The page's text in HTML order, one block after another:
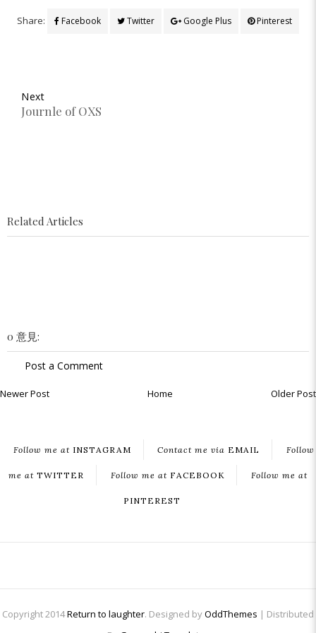
Share: Facebook Twitter Google Plus Pinterest
Next
Journle of OXS
Related Articles
0 意見:
Post a Comment
Newer Post Older Post
Home
Follow me atINSTAGRAM Contact me via EMAIL Follow
me atTWITTER Follow me atFACEBOOK Follow me at
PINTEREST
Copyright 2014Return to laughter. Designed byOddThemes | Distributed